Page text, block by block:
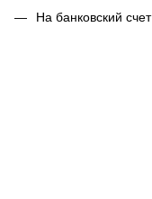
На банковский счет